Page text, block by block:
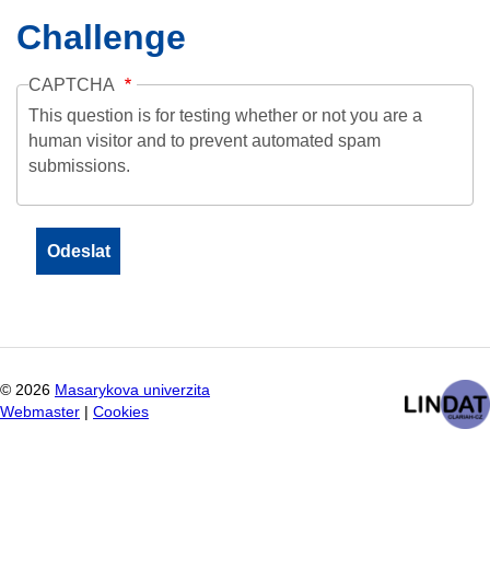
Challenge
CAPTCHA
This question is for testing whether or not you are a
human visitor and to prevent automated spam
submissions.
© 2026 Masarykova univerzita
Webmaster
Cookies